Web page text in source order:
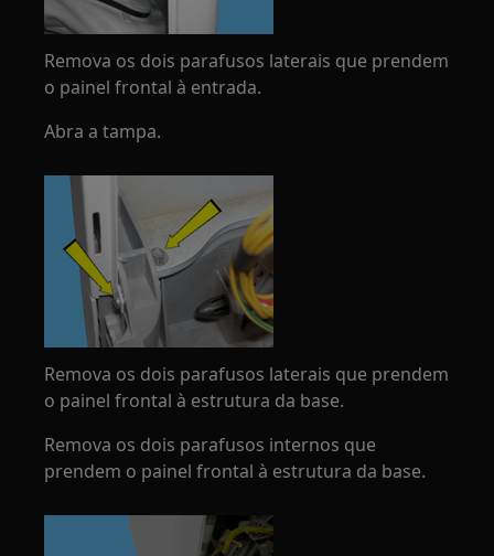
Remova os dois parafusos laterais que prendem
o painel frontal à entrada.
Abra a tampa.
Remova os dois parafusos laterais que prendem
o painel frontal à estrutura da base.
Remova os dois parafusos internos que
prendem o painel frontal à estrutura da base.